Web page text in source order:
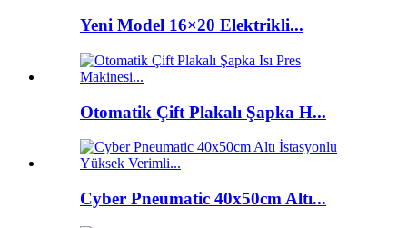
Yeni Model 16×20 Elektrikli...
Otomatik Çift Plakalı Şapka H...
Cyber ​​Pneumatic 40x50cm Altı...